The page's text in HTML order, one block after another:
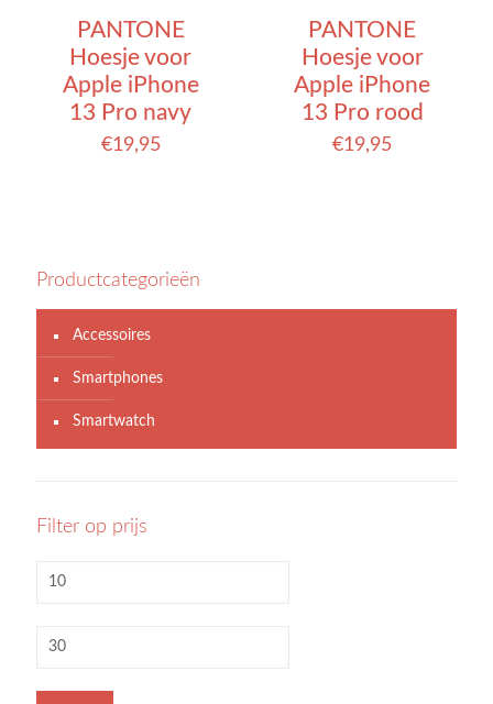
PANTONE
Hoesje voor
Apple iPhone
13 Pro navy
€19,95
PANTONE
Hoesje voor
Apple iPhone
13 Pro rood
€19,95
Productcategorieën
Accessoires
Smartphones
Smartwatch
Filter op prijs